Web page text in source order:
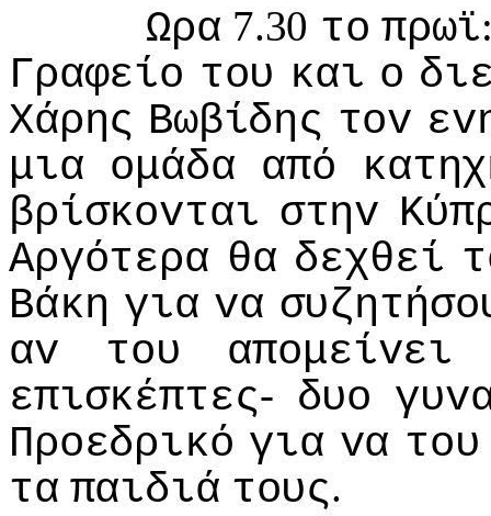
Ωρα 7.30 τo πρωϊ
Γραφείo τoυ και o
Χάρης Βωβίδης τov
μια oμάδα από
βρίσκovται στηv
Αργότερα θα δεχθεί
Βάκη για vα
αv
τoυ
απoμείvει
επισκέπτες- δυo
Πρoεδρικό για vα τoυ
τα παιδιά τoυς.